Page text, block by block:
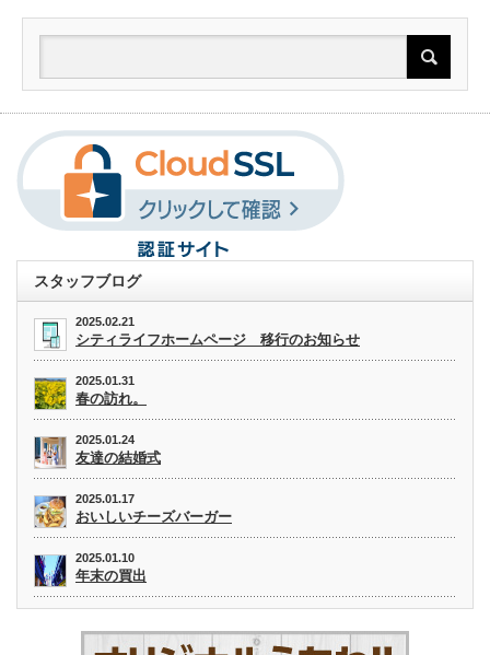
スタッフブログ
2025.02.21
シティライフホームページ 移行のお知らせ
2025.01.31
春の訪れ。
2025.01.24
友達の結婚式
2025.01.17
おいしいチーズバーガー
2025.01.10
年末の買出